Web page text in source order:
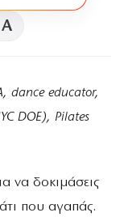
A
dance educator,
DOE), Pilates
να δοκιμάσεις
που αγαπάς.